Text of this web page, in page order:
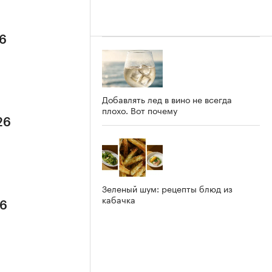
Добавлять лед в вино не всегда
плохо. Вот почему
Зеленый шум: рецепты блюд из
кабачка